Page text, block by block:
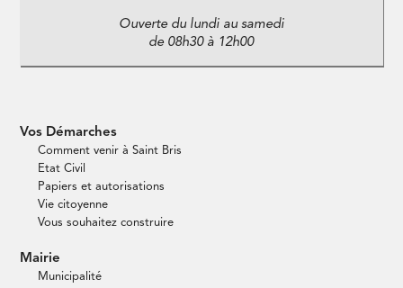
Ouverte du lundi au samedi
de 08h30 à 12h00
Vos Démarches
Comment venir à Saint Bris
Etat Civil
Papiers et autorisations
Vie citoyenne
Vous souhaitez construire
Mairie
Municipalité